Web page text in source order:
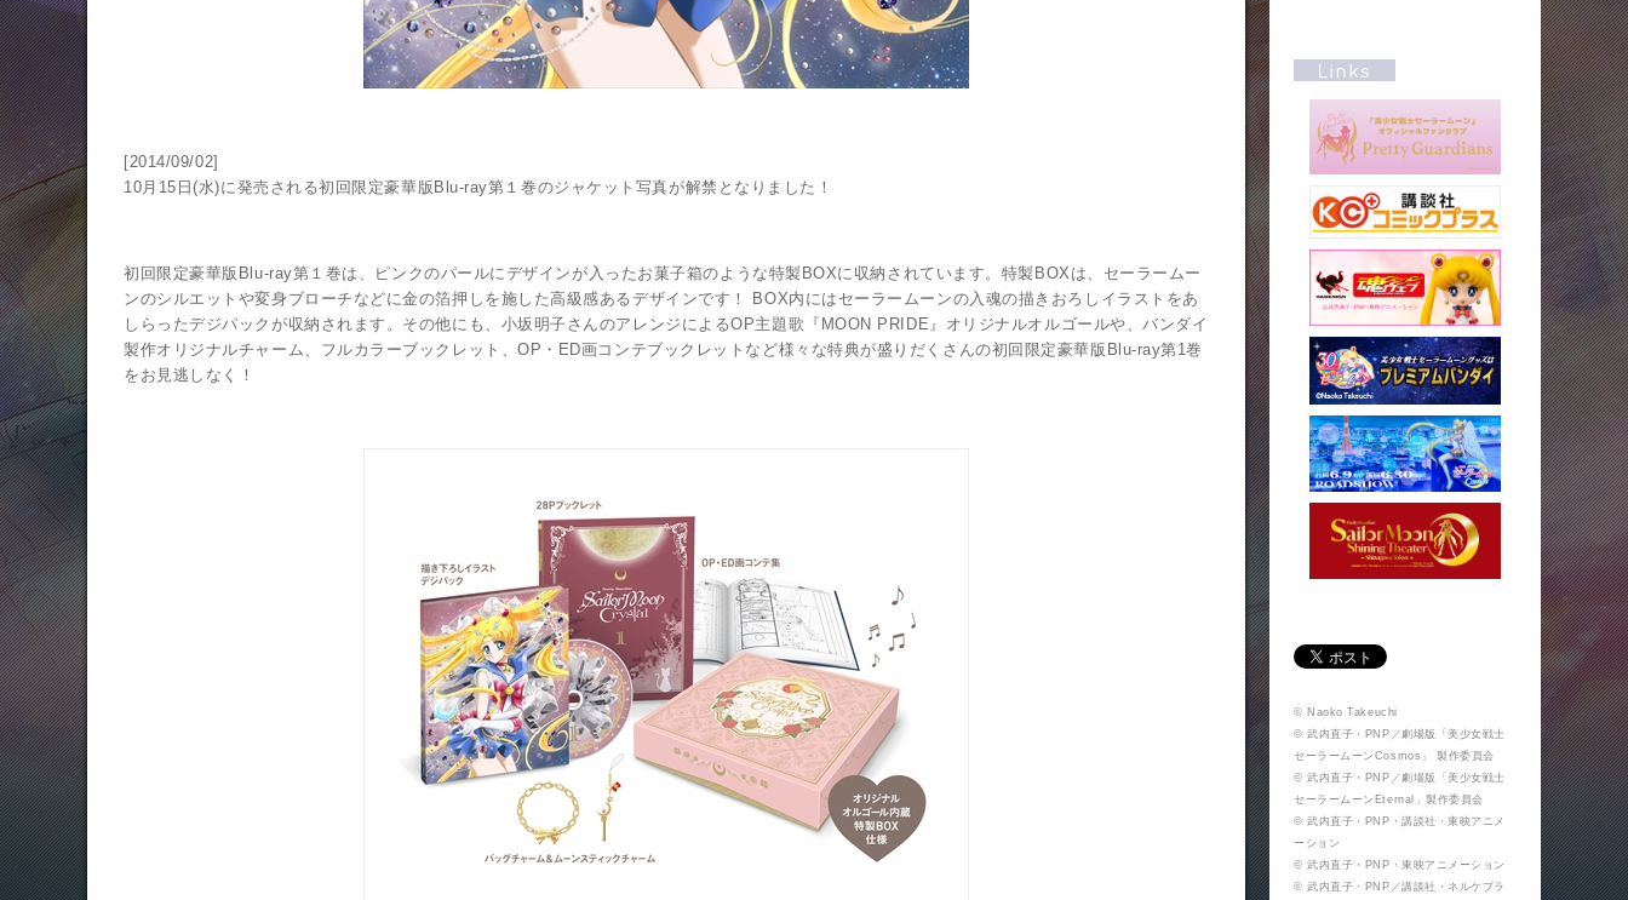
[2014/09/02]
10月15日(水)に発売される初回限定豪華版Blu-ray第１巻のジャケット写真が解禁となりました！
初回限定豪華版Blu-ray第１巻は、ピンクのパールにデザインが入ったお菓子箱のような特製BOXに収納されています。特製BOXは、セーラームー
ンのシルエットや変身ブローチなどに金の箔押しを施した高級感あるデザインです！ BOX内にはセーラームーンの入魂の描きおろしイラストをあ
しらったデジパックが収納されます。その他にも、小坂明子さんのアレンジによるOP主題歌『MOON PRIDE』オリジナルオルゴールや、バンダイ
製作オリジナルチャーム、フルカラーブックレット、OP・ED画コンテブックレットなど様々な特典が盛りだくさんの初回限定豪華版Blu-ray第1巻
をお見逃しなく！
© Naoko Takeuchi
© 武内直子・PNP／劇場版「美少女戦士
セーラームーンCosmos」 製作委員会
© 武内直子・PNP／劇場版「美少女戦士
セーラームーンEternal」製作委員会
© 武内直子・PNP・講談社・東映アニメ
ーション
© 武内直子・PNP・東映アニメーション
© 武内直子・PNP／講談社・ネルケプラ